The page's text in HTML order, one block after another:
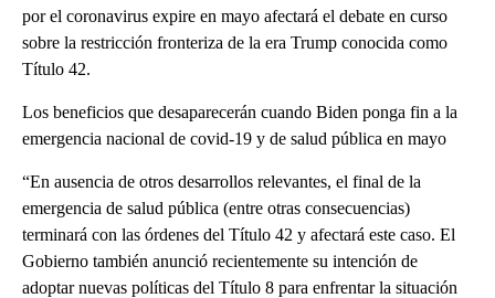
por el coronavirus expire en mayo afectará el debate en curso
sobre la restricción fronteriza de la era Trump conocida como
Título 42.
Los beneficios que desaparecerán cuando Biden ponga fin a la
emergencia nacional de covid-19 y de salud pública en mayo
“En ausencia de otros desarrollos relevantes, el final de la
emergencia de salud pública (entre otras consecuencias)
terminará con las órdenes del Título 42 y afectará este caso. El
Gobierno también anunció recientemente su intención de
adoptar nuevas políticas del Título 8 para enfrentar la situación